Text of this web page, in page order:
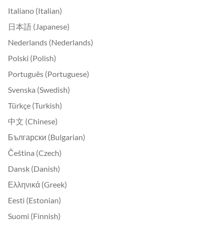
Italiano (Italian)
日本語 (Japanese)
Nederlands (Nederlands)
Polski (Polish)
Português (Portuguese)
Svenska (Swedish)
Türkçe (Turkish)
中文 (Chinese)
Български (Bulgarian)
Čeština (Czech)
Dansk (Danish)
Ελληνικά (Greek)
Eesti (Estonian)
Suomi (Finnish)